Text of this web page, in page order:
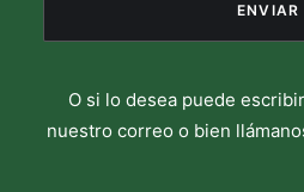
O si lo desea puede
nuestro correo o bien